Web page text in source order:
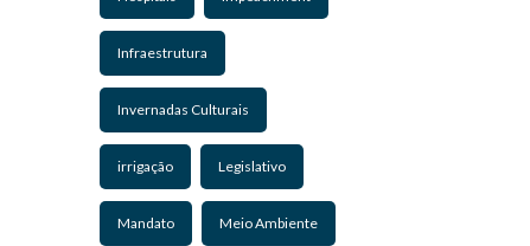
Infraestrutura
Invernadas Culturais
irrigação Legislativo
Mandato Meio Ambiente